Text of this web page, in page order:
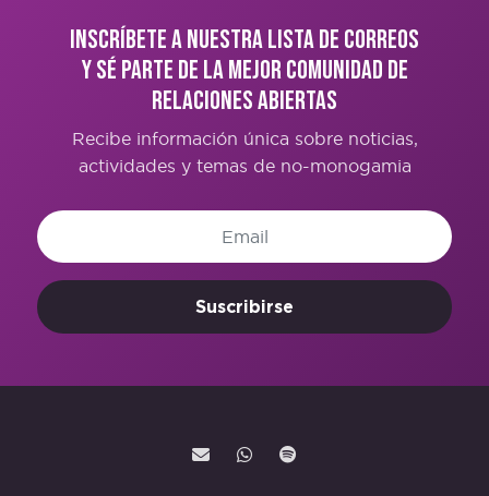
Inscríbete a nuestra lista de correos
y sé parte de la mejor comunidad de
Relaciones Abiertas
Recibe información única sobre noticias,
actividades y temas de no-monogamia
Suscribirse